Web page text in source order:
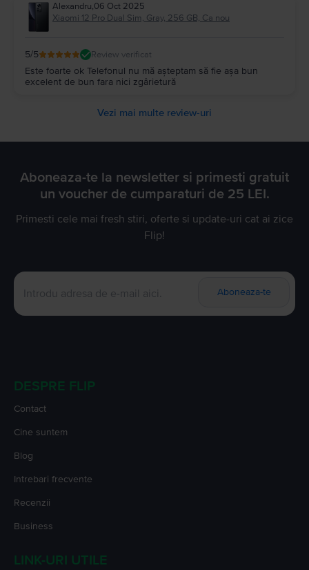
Alexandru,06 Oct 2025
Xiaomi 12 Pro Dual Sim, Gray, 256 GB, Ca nou
5/5 Review verificat
Este foarte ok Telefonul nu mă așteptam să fie așa bun
excelent de bun fara nici zgârietură
Vezi mai multe review-uri
Aboneaza-te la newsletter si primesti gratuit
un voucher de cumparaturi de 25 LEI.
Primesti cele mai fresh stiri, oferte si update-uri cat ai zice
Flip!
Aboneaza-te
DESPRE FLIP
Contact
Cine suntem
Blog
Intrebari frecvente
Recenzii
Business
LINK-URI UTILE